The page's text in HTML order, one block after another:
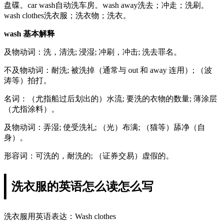
盘碟。car wash自动洗车房。wash away洗去；冲走；洗刷。
wash clothes洗衣服；洗衣物；洗衣。
wash 基本解释
及物动词：洗，清洗; 浸湿; 冲刷，冲击; 洗去罪名。
不及物动词：耐洗; 被洗掉（通常与 out 和 away 连用）; （波
涛等）拍打。
名词：（尤指船过后划出的）水流; 要洗的衣物的数量; 薄涂层
（尤指涂料）。
及物动词：弄湿; 使受洗礼; （光）布满; （猫等）舔净（自
身）。
形容词：可洗的，耐洗的; （证券交易）虚假的。
洗衣服的英语怎么读怎么写
洗衣服用英语表达：Wash clothes